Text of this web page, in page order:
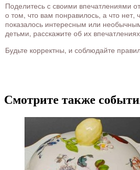
Поделитесь с своими впечатлениями
о том, что вам понравилось, а что нет,
показалось интересным или
детьми, расскажите об их
Будьте корректны, и соблюдайте
Смотрите также